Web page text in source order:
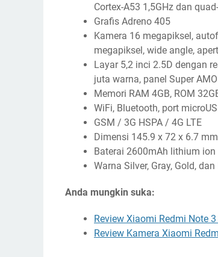
Cortex-A53 1,5GHz dan
Grafis Adreno 405
Kamera 16 megapiksel,
megapiksel, wide angle,
Layar 5,2 inci 2.5D dengan
juta warna, panel Super
Memori RAM 4GB, ROM
WiFi, Bluetooth, port
GSM / 3G HSPA / 4G LTE
Dimensi 145.9 x 72 x 6.7
Baterai 2600mAh lithium ion
Warna Silver, Gray, Gold, dan
Anda mungkin suka:
Review Xiaomi Redmi Note
Review Kamera Xiaomi